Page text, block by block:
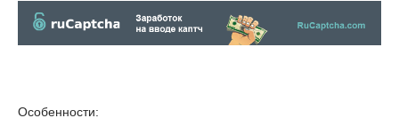
Особенности: